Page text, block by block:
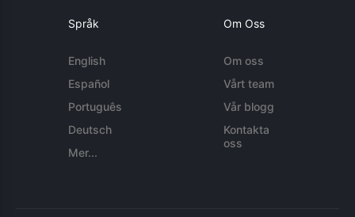
Språk
English
Español
Português
Deutsch
Mer...
Om Oss
Om oss
Vårt team
Vår blogg
Kontakta
oss